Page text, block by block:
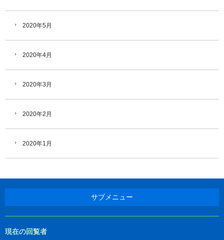
2020年5月
2020年4月
2020年3月
2020年2月
2020年1月
サブメニュー
現在の回覧者